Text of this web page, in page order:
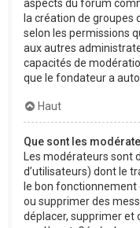
aspects du forum
la création de groupes
selon les permissions
aux autres
capacités de
que le fondateur a
Haut
Que sont les
Les modérateurs sont
d’utilisateurs) dont le
le bon
ou supprimer des
déplacer, supprimer et